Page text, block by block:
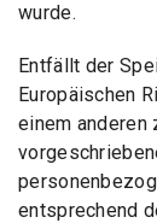
wurde.
Entfällt der
Europäischen
einem anderen
entsprechend